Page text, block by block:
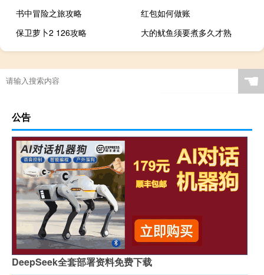
书中冒险之旅攻略
红包如何做账
保卫萝卜2 126攻略
大的鱿鱼须要煮多久才熟
☚
公告
DeepSeek全套部署资料免费下载